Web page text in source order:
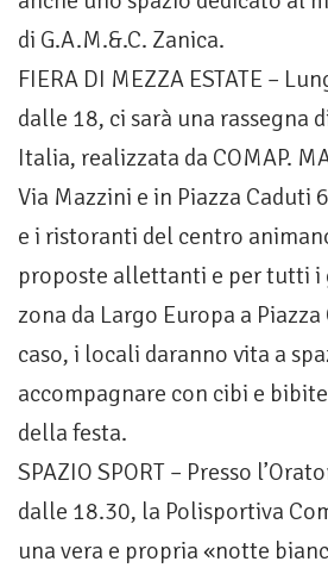
di G.A.M.&.C. Zanica.
FIERA DI MEZZA ESTATE –
dalle 18, ci sarà una rassegna
Italia, realizzata da COMAP.
Via Mazzini e in Piazza Caduti
e i ristoranti del centro
proposte allettanti e per tutti
zona da Largo Europa a
caso, i locali daranno vita a
accompagnare con cibi e
della festa.
SPAZIO SPORT – Presso
dalle 18.30, la Polisportiva
una vera e propria «notte